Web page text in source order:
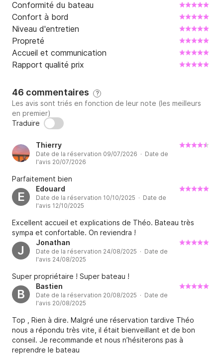
Conformité du bateau
Confort à bord
Niveau d'entretien
Propreté
Accueil et communication
Rapport qualité prix
46 commentaires ?
Les avis sont triés en fonction de leur note (les meilleurs
en premier)
Traduire
Thierry
Date de la réservation 09/07/2026 · Date de
l'avis 20/07/2026
Parfaitement bien
E
Edouard
Date de la réservation 10/10/2025 · Date de
l'avis 12/10/2025
Excellent accueil et explications de Théo. Bateau très
sympa et confortable. On reviendra !
J
Jonathan
Date de la réservation 24/08/2025 · Date de
l'avis 24/08/2025
Super propriétaire ! Super bateau !
B
Bastien
Date de la réservation 20/08/2025 · Date de
l'avis 20/08/2025
Top , Rien à dire. Malgré une réservation tardive Théo
nous a répondu très vite, il était bienveillant et de bon
conseil. Je recommande et nous n’hésiterons pas à
reprendre le bateau